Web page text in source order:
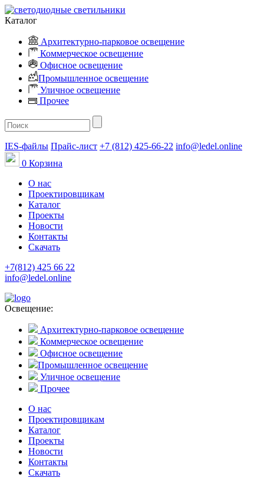
Каталог
Архитектурно-парковое освещение
Коммерческое освещение
Офисное освещение
Промышленное освещение
Уличное освещение
Прочее
IES-файлы Прайс-лист +7 (812) 425-66-22 info@ledel.online
0 Корзина
О нас
Проектировщикам
Каталог
Проекты
Новости
Контакты
Скачать
+7(812) 425 66 22
info@ledel.online
Освещение:
Архитектурно-парковое освещение
Коммерческое освещение
Офисное освещение
Промышленное освещение
Уличное освещение
Прочее
О нас
Проектировщикам
Каталог
Проекты
Новости
Контакты
Скачать